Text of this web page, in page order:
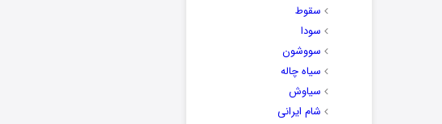
سقوط
سودا
سووشون
سیاه چاله
سیاوش
شام ایرانی